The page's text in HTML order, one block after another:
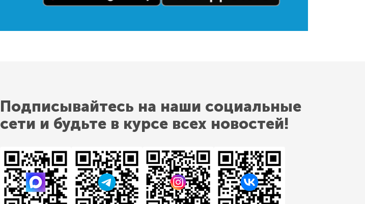
Подписывайтесь на наши социальные
сети и будьте в курсе всех новостей!